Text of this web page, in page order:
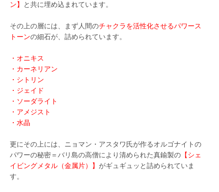
ン】
と共に埋め込まれています。
その上の層には、まず人間のチャクラを活性化させるパワース
トーンの細石が、詰められています。
・オニキス
・カーネリアン
・シトリン
・ジェイド
・ソーダライト
・アメジスト
・水晶
更にその上には、ニョマン・アスタワ氏が作るオルゴナイトの
パワーの秘密＝バリ島の高僧により清められた真鍮製の 【シェ
イビングメタル（金属片）】 がギュギュッと詰められていま
す。